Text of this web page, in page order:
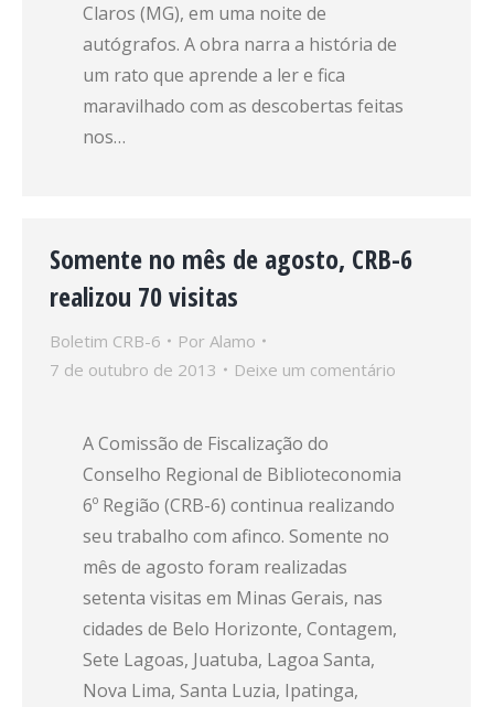
Claros (MG), em uma noite de
autógrafos. A obra narra a história de
um rato que aprende a ler e fica
maravilhado com as descobertas feitas
nos…
Somente no mês de agosto, CRB-6
realizou 70 visitas
Boletim CRB-6 Por Alamo
7 de outubro de 2013
Deixe um comentário
A Comissão de Fiscalização do
Conselho Regional de Biblioteconomia
6º Região (CRB-6) continua realizando
seu trabalho com afinco. Somente no
mês de agosto foram realizadas
setenta visitas em Minas Gerais, nas
cidades de Belo Horizonte, Contagem,
Sete Lagoas, Juatuba, Lagoa Santa,
Nova Lima, Santa Luzia, Ipatinga,